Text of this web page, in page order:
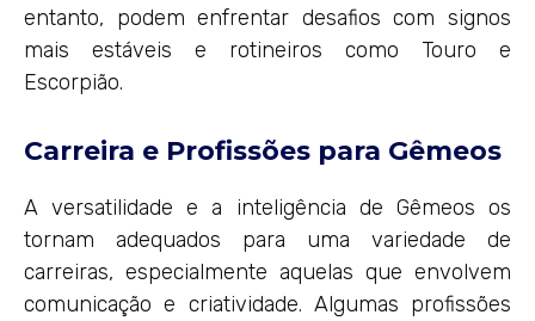
entanto, podem enfrentar desafios com signos
mais estáveis e rotineiros como Touro e
Escorpião.
Carreira e Profissões para Gêmeos
A versatilidade e a inteligência de Gêmeos os
tornam adequados para uma variedade de
carreiras, especialmente aquelas que envolvem
comunicação e criatividade. Algumas profissões